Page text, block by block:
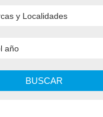
BUSCAR